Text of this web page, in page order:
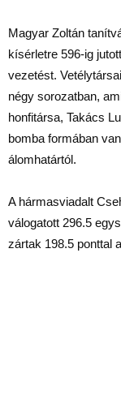
Magyar Zoltán
kísérletre 596-ig
vezetést.
négy sorozatban,
honfitársa, Takács
bomba formában
álomhatártól.
A hármasviadalt
válogatott 296.5
zártak 198.5 ponttal